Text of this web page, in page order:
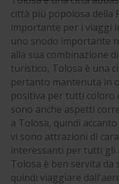
città più popolosa della
importante per i viaggi
uno snodo importante
alla sua combinazione
turistico, Tolosa è una
pertanto mantenuta in
positiva per tutti coloro
sono anche aspetti
a Tolosa, quindi
vi sono attrazioni di
interessanti per tutti gli
Tolosa è ben servita da
quindi viaggiare